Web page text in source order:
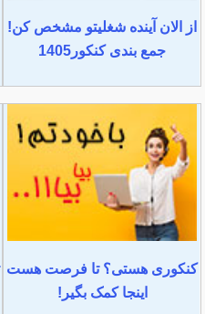
از الان آینده شغلیتو مشخص کن!
جمع بندی کنکور1405
کنکوری هستی؟ تا فرصت هست
اینجا کمک بگیر!